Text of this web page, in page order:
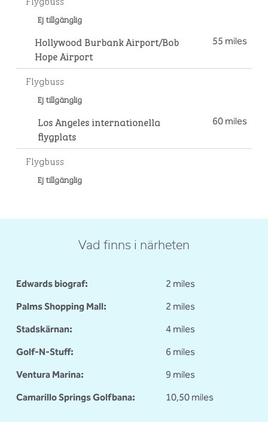
Ej tillgänglig
Hollywood Burbank Airport/Bob
Hope Airport
55 miles
Flygbuss
Ej tillgänglig
Los Angeles internationella
flygplats
60 miles
Flygbuss
Ej tillgänglig
Vad finns i närheten
Edwards biograf:
2 miles
Palms Shopping Mall:
2 miles
Stadskärnan:
4 miles
Golf-N-Stuff:
6 miles
Ventura Marina:
9 miles
Camarillo Springs Golfbana:
10,50 miles